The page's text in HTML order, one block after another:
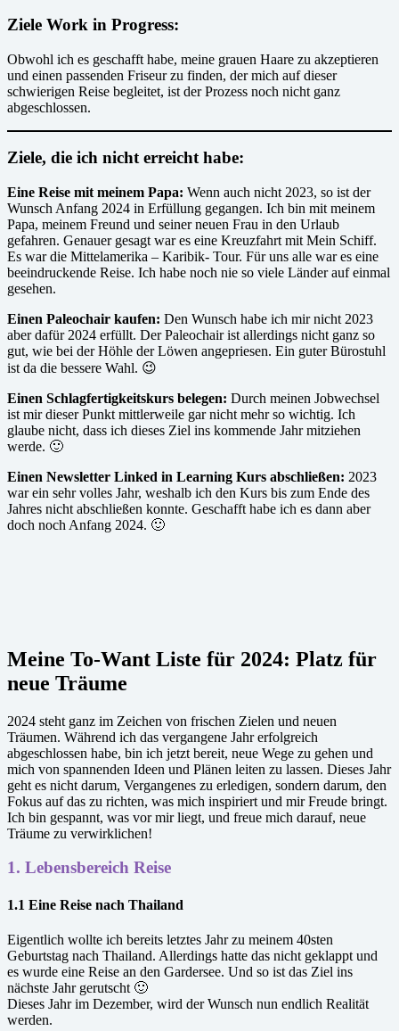
Ziele Work in Progress:
Obwohl ich es geschafft habe, meine grauen Haare zu akzeptieren
und einen passenden Friseur zu finden, der mich auf dieser
schwierigen Reise begleitet, ist der Prozess noch nicht ganz
abgeschlossen.
Ziele, die ich nicht erreicht habe:
Eine Reise mit meinem Papa: Wenn auch nicht 2023, so ist der
Wunsch Anfang 2024 in Erfüllung gegangen. Ich bin mit meinem
Papa, meinem Freund und seiner neuen Frau in den Urlaub
gefahren. Genauer gesagt war es eine Kreuzfahrt mit Mein Schiff.
Es war die Mittelamerika – Karibik- Tour. Für uns alle war es eine
beeindruckende Reise. Ich habe noch nie so viele Länder auf einmal
gesehen.
Einen Paleochair kaufen: Den Wunsch habe ich mir nicht 2023
aber dafür 2024 erfüllt. Der Paleochair ist allerdings nicht ganz so
gut, wie bei der Höhle der Löwen angepriesen. Ein guter Bürostuhl
ist da die bessere Wahl. 😉
Einen Schlagfertigkeitskurs belegen: Durch meinen Jobwechsel
ist mir dieser Punkt mittlerweile gar nicht mehr so wichtig. Ich
glaube nicht, dass ich dieses Ziel ins kommende Jahr mitziehen
werde. 🙂
Einen Newsletter Linked in Learning Kurs abschließen: 2023
war ein sehr volles Jahr, weshalb ich den Kurs bis zum Ende des
Jahres nicht abschließen konnte. Geschafft habe ich es dann aber
doch noch Anfang 2024. 🙂
Meine To-Want Liste für 2024: Platz für
neue Träume
2024 steht ganz im Zeichen von frischen Zielen und neuen
Träumen. Während ich das vergangene Jahr erfolgreich
abgeschlossen habe, bin ich jetzt bereit, neue Wege zu gehen und
mich von spannenden Ideen und Plänen leiten zu lassen. Dieses Jahr
geht es nicht darum, Vergangenes zu erledigen, sondern darum, den
Fokus auf das zu richten, was mich inspiriert und mir Freude bringt.
Ich bin gespannt, was vor mir liegt, und freue mich darauf, neue
Träume zu verwirklichen!
1. Lebensbereich Reise
1.1 Eine Reise nach Thailand
Eigentlich wollte ich bereits letztes Jahr zu meinem 40sten
Geburtstag nach Thailand. Allerdings hatte das nicht geklappt und
es wurde eine Reise an den Gardersee. Und so ist das Ziel ins
nächste Jahr gerutscht 🙂
Dieses Jahr im Dezember, wird der Wunsch nun endlich Realität
werden.